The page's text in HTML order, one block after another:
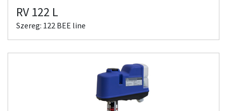
RV 122 L
Szereg: 122 BEE line